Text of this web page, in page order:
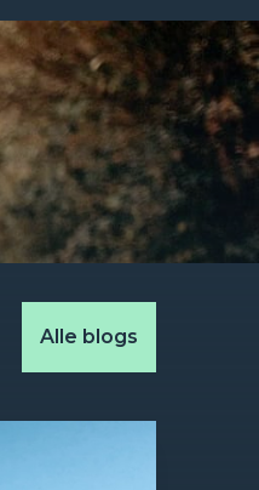
Alle blogs